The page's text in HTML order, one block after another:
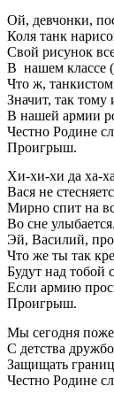
Ой, девчонки,
Коля танк
Свой рисунок
В нашем классе
Что ж, танкистом
Значит, так тому
В нашей армии
Честно Родине
Проигрыш.
Хи-хи-хи да ха-
Вася не
Мирно спит на
Во сне улыбается.
Эй, Василий,
Что же ты так
Будут над тобой
Если армию
Проигрыш.
Мы сегодня
С детства
Защищать
Честно Родине